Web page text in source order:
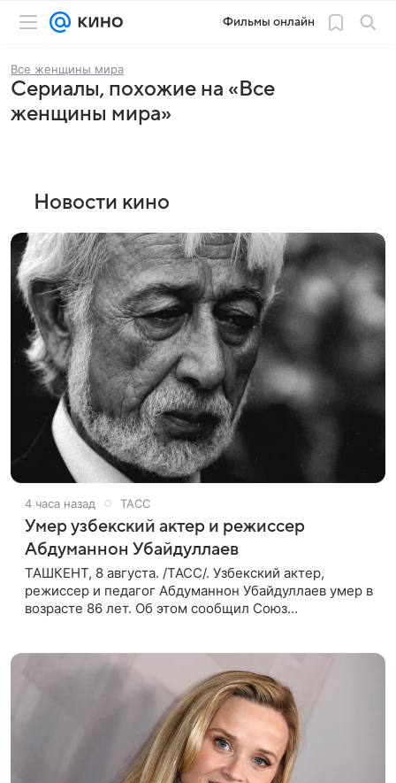
Фильмы онлайн
Все женщины мира
Сериалы, похожие на «Все
женщины мира»
Новости кино
4 часа назад ТАСС
Умер узбекский актер и режиссер
Абдуманнон Убайдуллаев
ТАШКЕНТ, 8 августа. /ТАСС/. Узбекский актер,
режиссер и педагог Абдуманнон Убайдуллаев умер в
возрасте 86 лет. Об этом сообщил Союз